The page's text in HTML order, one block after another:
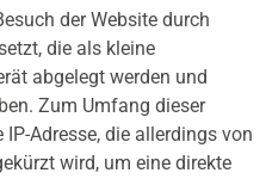
der Website durch
die als kleine
abgelegt werden und
Zum Umfang dieser
Adresse, die allerdings von
wird, um eine direkte